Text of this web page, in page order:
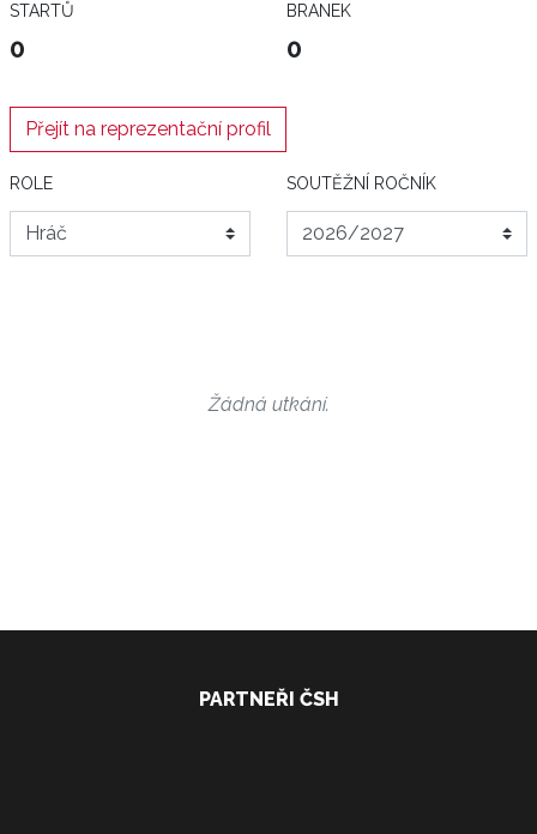
STARTŮ
0
BRANEK
0
Přejít na reprezentační profil
ROLE SOUTĚŽNÍ ROČNÍK
Žádná utkání.
PARTNEŘI ČSH